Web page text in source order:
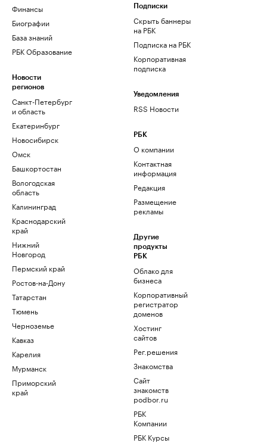
Финансы
Биографии
База знаний
РБК Образование
Новости
регионов
Санкт-Петербург
и область
Екатеринбург
Новосибирск
Омск
Башкортостан
Вологодская
область
Калининград
Краснодарский
край
Нижний
Новгород
Пермский край
Ростов-на-Дону
Татарстан
Тюмень
Черноземье
Кавказ
Карелия
Мурманск
Приморский
край
Подписки
Скрыть баннеры
на РБК
Подписка на РБК
Корпоративная
подписка
Уведомления
RSS Новости
РБК
О компании
Контактная
информация
Редакция
Размещение
рекламы
Другие
продукты
РБК
Облако для
бизнеса
Корпоративный
регистратор
доменов
Хостинг
сайтов
Рег.решения
Знакомства
Сайт
знакомств
podbor.ru
РБК
Компании
РБК Курсы